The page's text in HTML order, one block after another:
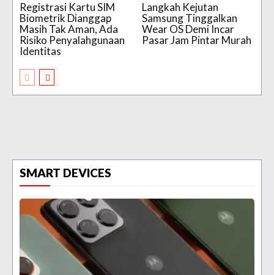
Registrasi Kartu SIM
Biometrik Dianggap
Masih Tak Aman, Ada
Risiko Penyalahgunaan
Identitas
Langkah Kejutan
Samsung Tinggalkan
Wear OS Demi Incar
Pasar Jam Pintar Murah
SMART DEVICES